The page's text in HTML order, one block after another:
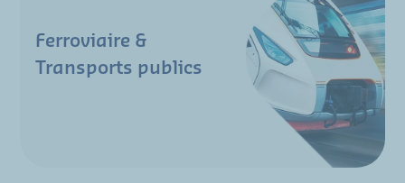
Ferroviaire &
Transports publics